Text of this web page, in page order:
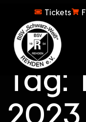
Tickets
Tag:
2023